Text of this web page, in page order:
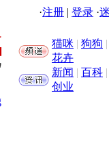
·注册 | 登录 ·
猫咪 | 狗狗 |
花卉
新闻 | 百科 |
创业